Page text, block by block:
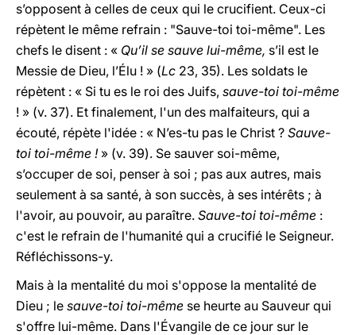
s’opposent à celles de ceux qui le crucifient. Ceux-ci
répètent le même refrain : "Sauve-toi toi-même". Les
chefs le disent : « Qu’il se sauve lui-même, s’il est le
Messie de Dieu, l’Élu ! » (Lc 23, 35). Les soldats le
répètent : « Si tu es le roi des Juifs, sauve-toi toi-même
! » (v. 37). Et finalement, l'un des malfaiteurs, qui a
écouté, répète l'idée : « N’es-tu pas le Christ ? Sauve-
toi toi-même !» (v. 39). Se sauver soi-même,
s’occuper de soi, penser à soi ; pas aux autres, mais
seulement à sa santé, à son succès, à ses intérêts ; à
l'avoir, au pouvoir, au paraître. Sauve-toi toi-même :
c'est le refrain de l'humanité qui a crucifié le Seigneur.
Réfléchissons-y.
Mais à la mentalité du moi s'oppose la mentalité de
Dieu ; le sauve-toi toi-même se heurte au Sauveur qui
s'offre lui-même. Dans l'Évangile de ce jour sur le